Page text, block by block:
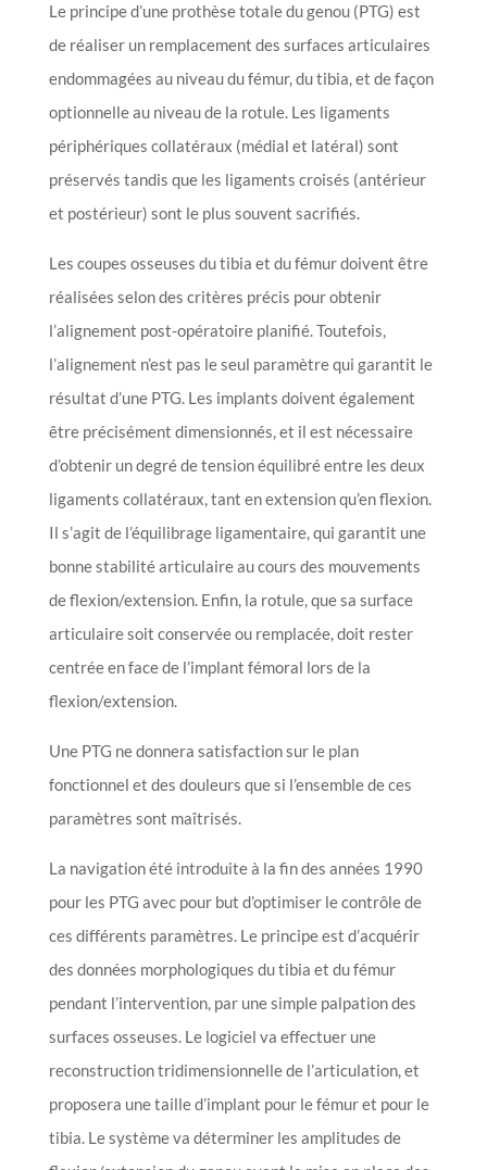
Le principe d’une prothèse totale du genou (PTG) est
de réaliser un remplacement des surfaces articulaires
endommagées au niveau du fémur, du tibia, et de façon
optionnelle au niveau de la rotule. Les ligaments
périphériques collatéraux (médial et latéral) sont
préservés tandis que les ligaments croisés (antérieur
et postérieur) sont le plus souvent sacrifiés.
Les coupes osseuses du tibia et du fémur doivent être
réalisées selon des critères précis pour obtenir
l’alignement post-opératoire planifié. Toutefois,
l’alignement n’est pas le seul paramètre qui garantit le
résultat d’une PTG. Les implants doivent également
être précisément dimensionnés, et il est nécessaire
d’obtenir un degré de tension équilibré entre les deux
ligaments collatéraux, tant en extension qu’en flexion.
Il s’agit de l’équilibrage ligamentaire, qui garantit une
bonne stabilité articulaire au cours des mouvements
de flexion/extension. Enfin, la rotule, que sa surface
articulaire soit conservée ou remplacée, doit rester
centrée en face de l’implant fémoral lors de la
flexion/extension.
Une PTG ne donnera satisfaction sur le plan
fonctionnel et des douleurs que si l’ensemble de ces
paramètres sont maîtrisés.
La navigation été introduite à la fin des années 1990
pour les PTG avec pour but d’optimiser le contrôle de
ces différents paramètres. Le principe est d’acquérir
des données morphologiques du tibia et du fémur
pendant l’intervention, par une simple palpation des
surfaces osseuses. Le logiciel va effectuer une
reconstruction tridimensionnelle de l’articulation, et
proposera une taille d’implant pour le fémur et pour le
tibia. Le système va déterminer les amplitudes de